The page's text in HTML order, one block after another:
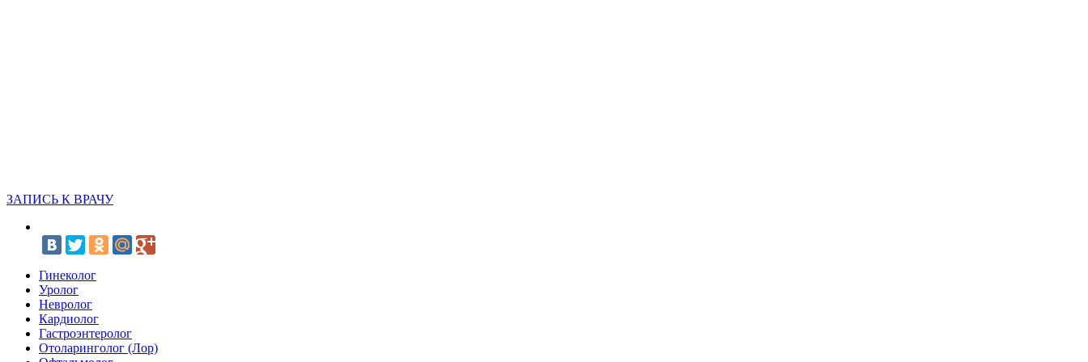
ЗАПИСЬ К ВРАЧУ
Гинеколог
Уролог
Невролог
Кардиолог
Гастроэнтеролог
Отоларинголог (Лор)